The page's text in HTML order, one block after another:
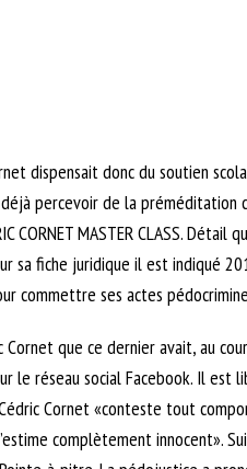
dispensait donc du soutien
percevoir de la
MASTER CLASS. Détail
sa fiche juridique il est indiqué
commettre ses actes
que ce dernier avait, au
réseau social Facebook. Il est
Cornet «conteste tout
complètement innocent».